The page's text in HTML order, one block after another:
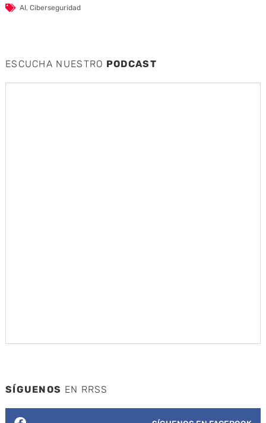
AI, Ciberseguridad
ESCUCHA NUESTRO PODCAST
SÍGUENOS EN RRSS